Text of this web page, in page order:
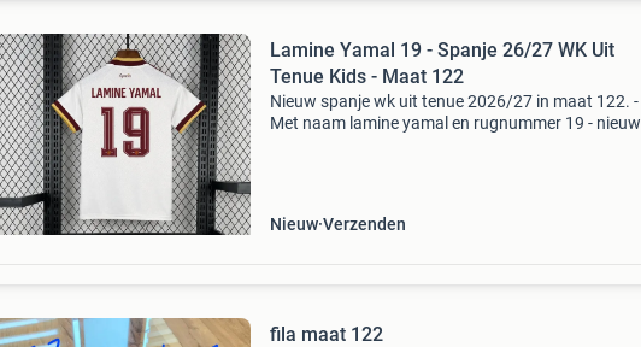
Lamine Yamal 19 - Spanje 26/27 WK Uit
Tenue Kids - Maat 122
Nieuw spanje wk uit tenue 2026/27 in maat 122. -
Met naam lamine yamal en rugnummer 19 - nieuw
Nieuw Verzenden
fila maat 122